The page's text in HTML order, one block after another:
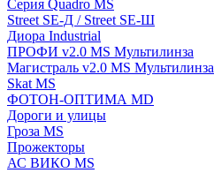
Серия Quadro MS
Street SE-Д / Street SE-Ш
Диора Industrial
ПРОФИ v2.0 MS Мультилинза
Магистраль v2.0 MS Мультилинза
Skat MS
ФОТОН-ОПТИМА MD
Дороги и улицы
Гроза MS
Прожекторы
АС ВИКО MS